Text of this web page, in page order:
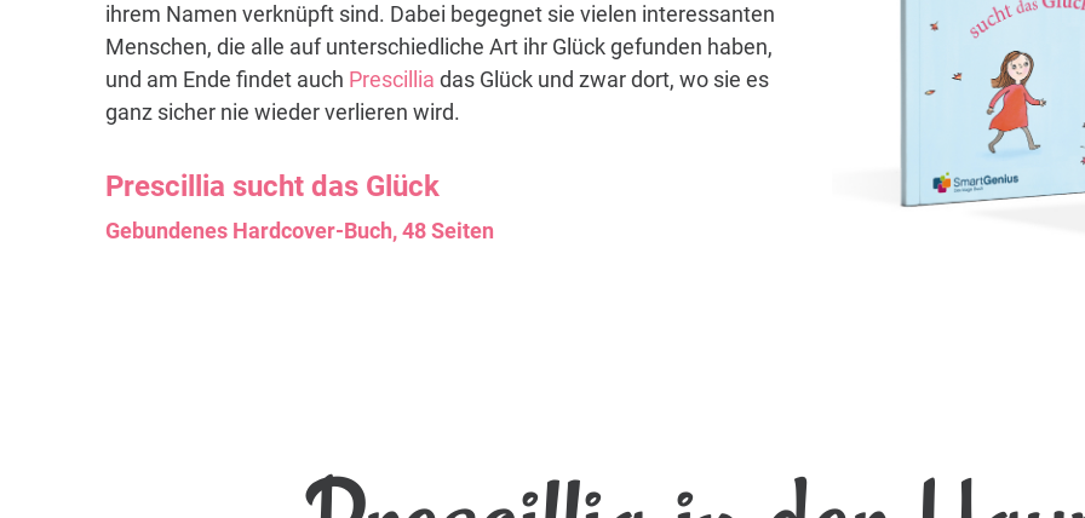
ihrem Namen verknüpft sind. Dabei begegnet sie vielen interessanten
Menschen, die alle auf unterschiedliche Art ihr Glück gefunden haben,
und am Ende findet auch Prescillia das Glück und zwar dort, wo sie es
ganz sicher nie wieder verlieren wird.
Prescillia sucht das Glück
Gebundenes Hardcover-Buch, 48 Seiten